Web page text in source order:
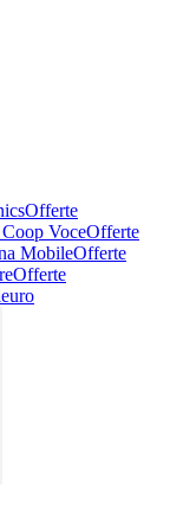
Offerte
VoceOfferte
MobileOfferte
Offerte